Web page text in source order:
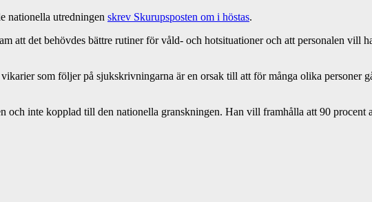
nationella utredningen skrev Skurupsposten om i höstas.
att det behövdes bättre rutiner för våld- och hotsituationer och att personalen vill
som följer på sjukskrivningarna är en orsak till att för många olika personer
och inte kopplad till den nationella granskningen. Han vill framhålla att 90 procent